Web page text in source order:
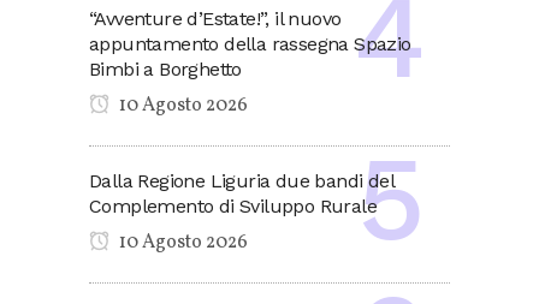
“Avventure d’Estate!”, il nuovo
appuntamento della rassegna Spazio
Bimbi a Borghetto
10 Agosto 2026
Dalla Regione Liguria due bandi del
Complemento di Sviluppo Rurale
10 Agosto 2026